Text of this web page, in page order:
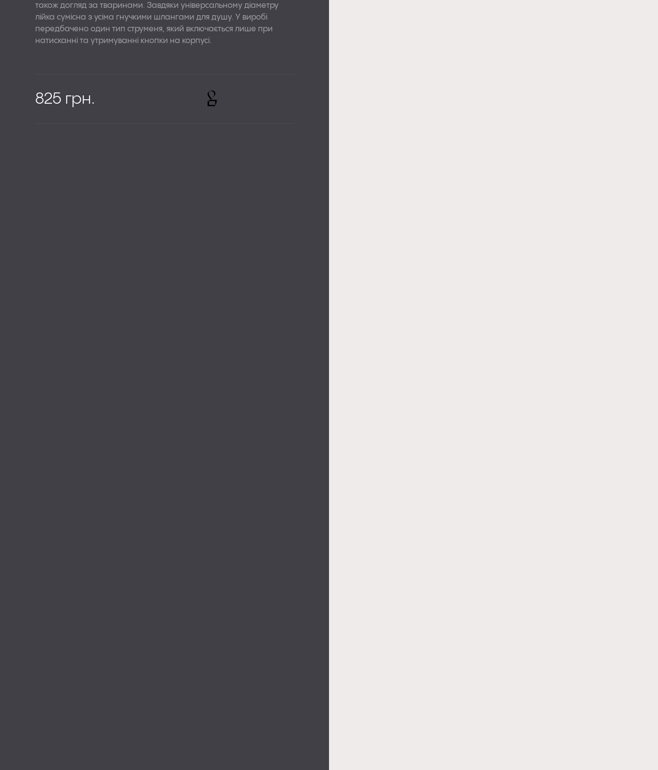
СИФОНИ ТА ТРАПИ
ДЗЕРКАЛА
АКСЕСУАРИ
також догляд за тваринами. Завдяки універсальному діаметру
лійка сумісна з усіма гнучкими шлангами для душу. У виробі
передбачено один тип струменя, який включається лише при
натисканні та утримуванні кнопки на корпусі.
825 грн.